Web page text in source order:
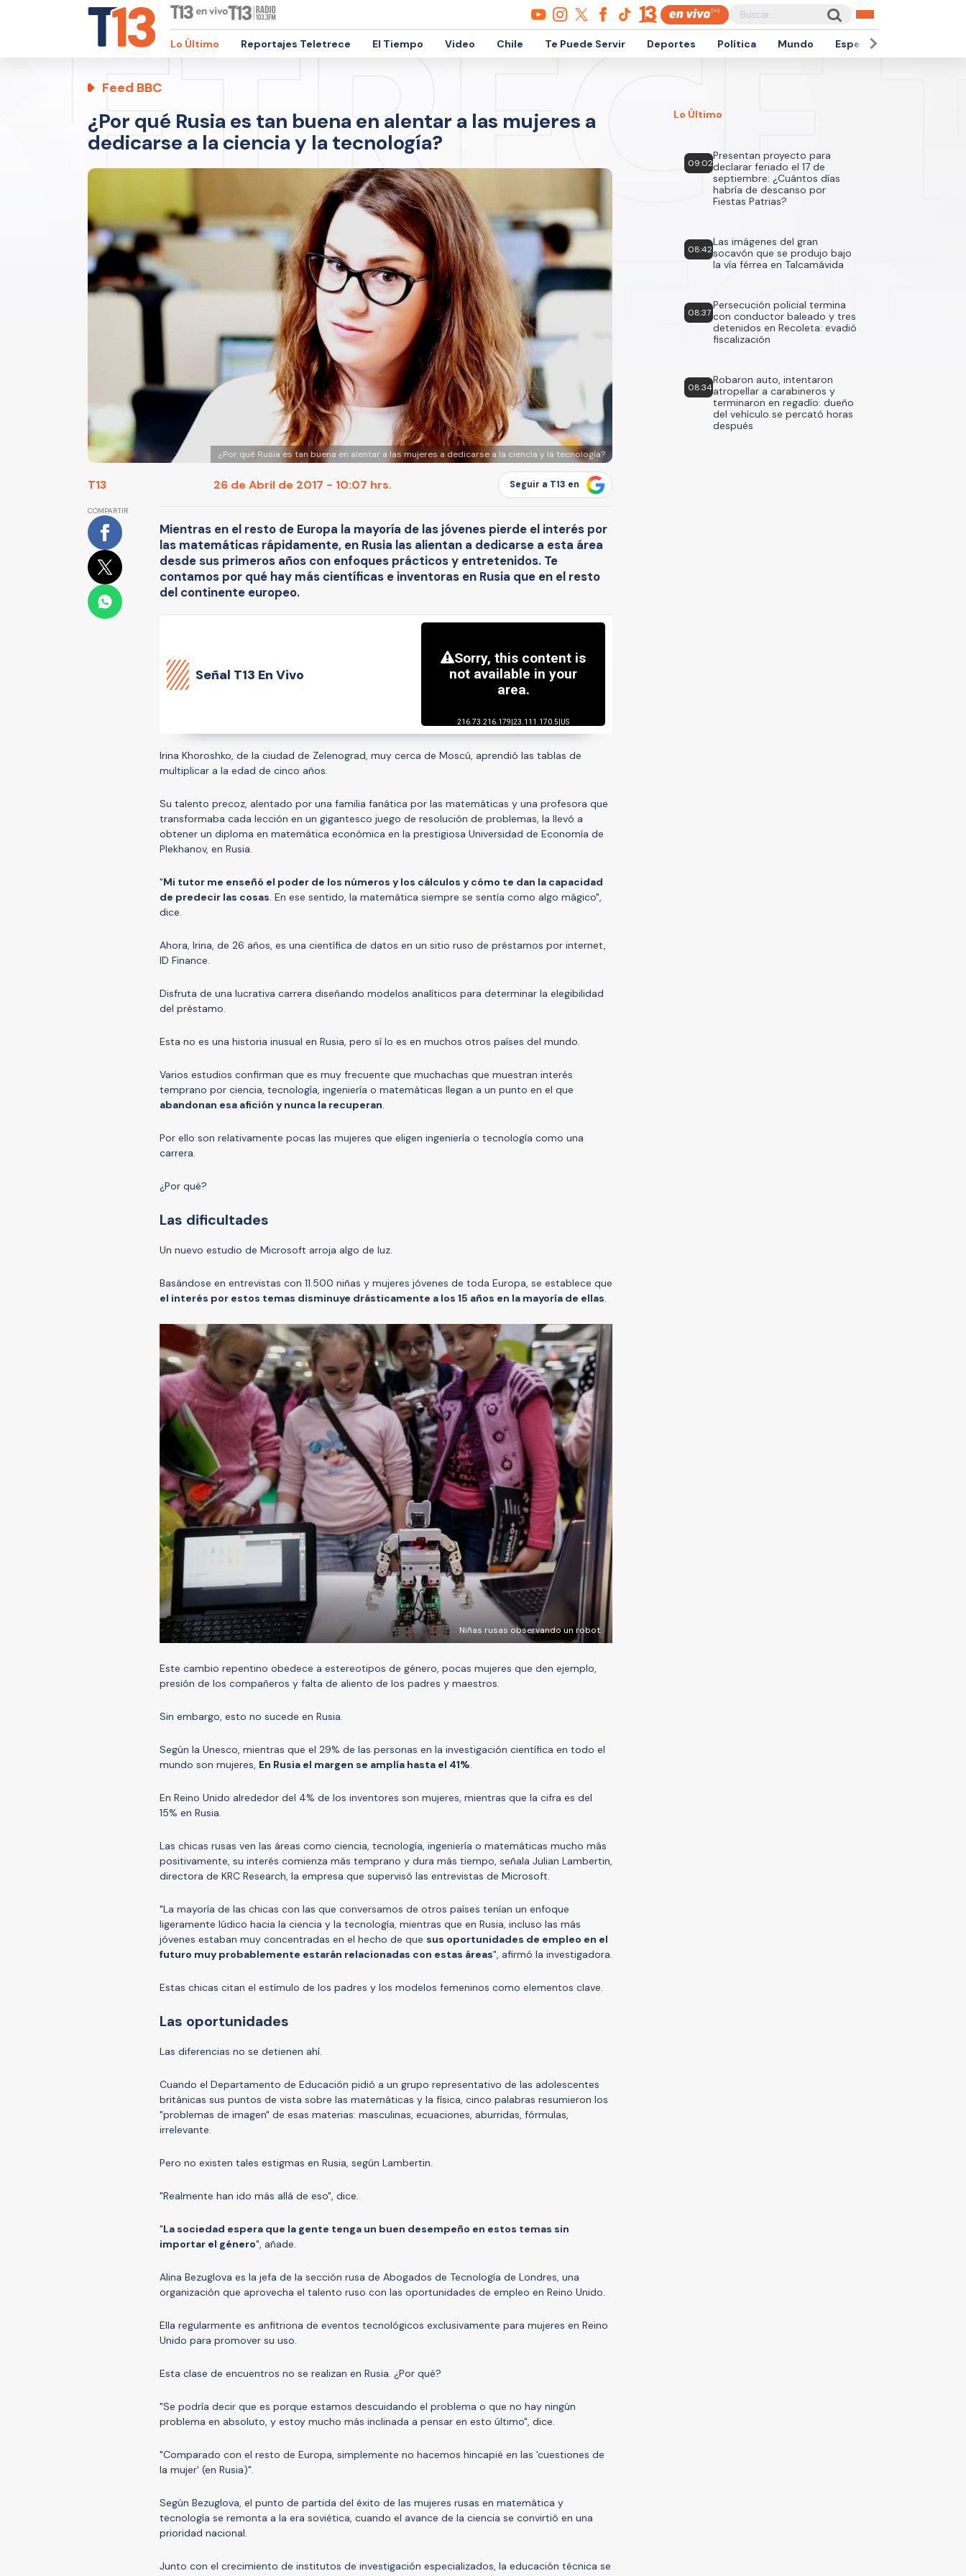
Lo Último Reportajes Teletrece El Tiempo Video Chile Te Puede Servir Deportes Política Mundo Espectáculos
Feed BBC
¿Por qué Rusia es tan buena en alentar a las mujeres a
dedicarse a la ciencia y la tecnología?
¿Por qué Rusia es tan buena en alentar a las mujeres a dedicarse a la ciencia y la tecnología?
T13 26 de Abril de 2017 - 10:07 hrs. Seguir a T13 en
COMPARTIR
Mientras en el resto de Europa la mayoría de las jóvenes pierde el interés por
las matemáticas rápidamente, en Rusia las alientan a dedicarse a esta área
desde sus primeros años con enfoques prácticos y entretenidos. Te
contamos por qué hay más científicas e inventoras en Rusia que en el resto
del continente europeo.
Señal T13 En Vivo
Irina Khoroshko, de la ciudad de Zelenograd, muy cerca de Moscú, aprendió las tablas de
multiplicar a la edad de cinco años.
Su talento precoz, alentado por una familia fanática por las matemáticas y una profesora que
transformaba cada lección en un gigantesco juego de resolución de problemas, la llevó a
obtener un diploma en matemática económica en la prestigiosa Universidad de Economía de
Plekhanov, en Rusia.
"Mi tutor me enseñó el poder de los números y los cálculos y cómo te dan la capacidad
de predecir las cosas. En ese sentido, la matemática siempre se sentía como algo mágico",
dice.
Ahora, Irina, de 26 años, es una científica de datos en un sitio ruso de préstamos por internet,
ID Finance.
Disfruta de una lucrativa carrera diseñando modelos analíticos para determinar la elegibilidad
del préstamo.
Esta no es una historia inusual en Rusia, pero sí lo es en muchos otros países del mundo.
Varios estudios confirman que es muy frecuente que muchachas que muestran interés
temprano por ciencia, tecnología, ingeniería o matemáticas llegan a un punto en el que
abandonan esa afición y nunca la recuperan.
Por ello son relativamente pocas las mujeres que eligen ingeniería o tecnología como una
carrera.
¿Por qué?
Las dificultades
Un nuevo estudio de Microsoft arroja algo de luz.
Basándose en entrevistas con 11.500 niñas y mujeres jóvenes de toda Europa, se establece que
el interés por estos temas disminuye drásticamente a los 15 años en la mayoría de ellas.
Niñas rusas observando un robot.
Este cambio repentino obedece a estereotipos de género, pocas mujeres que den ejemplo,
presión de los compañeros y falta de aliento de los padres y maestros.
Sin embargo, esto no sucede en Rusia.
Según la Unesco, mientras que el 29% de las personas en la investigación científica en todo el
mundo son mujeres, En Rusia el margen se amplía hasta el 41%.
En Reino Unido alrededor del 4% de los inventores son mujeres, mientras que la cifra es del
15% en Rusia.
Las chicas rusas ven las áreas como ciencia, tecnología, ingeniería o matemáticas mucho más
positivamente, su interés comienza más temprano y dura más tiempo, señala Julian Lambertin,
directora de KRC Research, la empresa que supervisó las entrevistas de Microsoft.
"La mayoría de las chicas con las que conversamos de otros países tenían un enfoque
ligeramente lúdico hacia la ciencia y la tecnología, mientras que en Rusia, incluso las más
jóvenes estaban muy concentradas en el hecho de que sus oportunidades de empleo en el
futuro muy probablemente estarán relacionadas con estas áreas", afirmó la investigadora.
Estas chicas citan el estímulo de los padres y los modelos femeninos como elementos clave.
Las oportunidades
Las diferencias no se detienen ahí.
Cuando el Departamento de Educación pidió a un grupo representativo de las adolescentes
británicas sus puntos de vista sobre las matemáticas y la física, cinco palabras resumieron los
"problemas de imagen" de esas materias: masculinas, ecuaciones, aburridas, fórmulas,
irrelevante.
Pero no existen tales estigmas en Rusia, según Lambertin.
"Realmente han ido más allá de eso", dice.
"La sociedad espera que la gente tenga un buen desempeño en estos temas sin
importar el género", añade.
Alina Bezuglova es la jefa de la sección rusa de Abogados de Tecnología de Londres, una
organización que aprovecha el talento ruso con las oportunidades de empleo en Reino Unido.
Ella regularmente es anfitriona de eventos tecnológicos exclusivamente para mujeres en Reino
Unido para promover su uso.
Esta clase de encuentros no se realizan en Rusia. ¿Por qué?
"Se podría decir que es porque estamos descuidando el problema o que no hay ningún
problema en absoluto, y estoy mucho más inclinada a pensar en esto último", dice.
"Comparado con el resto de Europa, simplemente no hacemos hincapié en las 'cuestiones de
la mujer' (en Rusia)".
Según Bezuglova, el punto de partida del éxito de las mujeres rusas en matemática y
tecnología se remonta a la era soviética, cuando el avance de la ciencia se convirtió en una
prioridad nacional.
Junto con el crecimiento de institutos de investigación especializados, la educación técnica se
Lo Último
09:02
Presentan proyecto para
declarar feriado el 17 de
septiembre: ¿Cuántos días
habría de descanso por
Fiestas Patrias?
08:42
Las imágenes del gran
socavón que se produjo bajo
la vía férrea en Talcamávida
08:37
Persecución policial termina
con conductor baleado y tres
detenidos en Recoleta: evadió
fiscalización
08:34
Robaron auto, intentaron
atropellar a carabineros y
terminaron en regadío: dueño
del vehículo se percató horas
después